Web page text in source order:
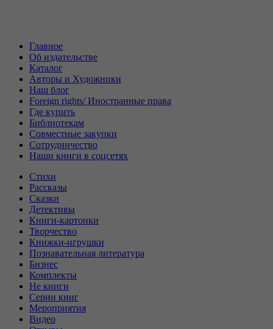
Главное
Об издательстве
Каталог
Авторы и Художники
Наш блог
Foreign rights/ Иностранные права
Где купить
Библиотекам
Совместные закупки
Сотрудничество
Наши книги в соцсетях
Стихи
Рассказы
Сказки
Детективы
Книги-картонки
Творчество
Книжки-игрушки
Познавательная литература
Бизнес
Комплекты
Не книги
Серии книг
Мероприятия
Видео